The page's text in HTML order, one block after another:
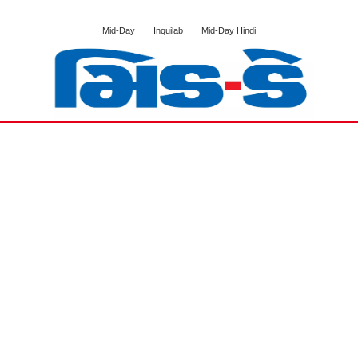
Mid-Day Inquilab Mid-Day Hindi